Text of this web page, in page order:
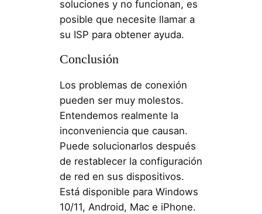
soluciones y no funcionan, es
posible que necesite llamar a
su ISP para obtener ayuda.
Conclusión
Los problemas de conexión
pueden ser muy molestos.
Entendemos realmente la
inconveniencia que causan.
Puede solucionarlos después
de restablecer la configuración
de red en sus dispositivos.
Está disponible para Windows
10/11, Android, Mac e iPhone.